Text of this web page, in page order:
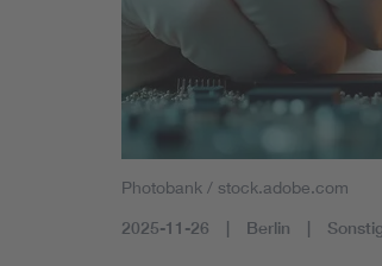
Health
Mobility
Photobank / stock.adobe.com
2025-11-26 Berlin